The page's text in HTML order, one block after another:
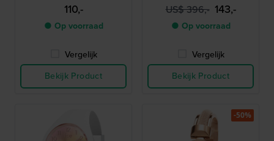
110,-
● Op voorraad
Vergelijk
Bekijk Product
US$ 396,- 143,-
● Op voorraad
Vergelijk
Bekijk Product
-50%